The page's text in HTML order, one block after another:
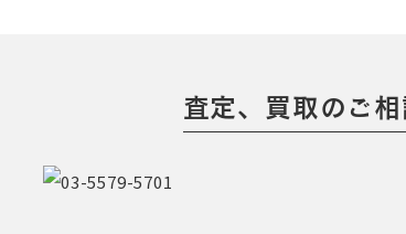
査定、買取のご